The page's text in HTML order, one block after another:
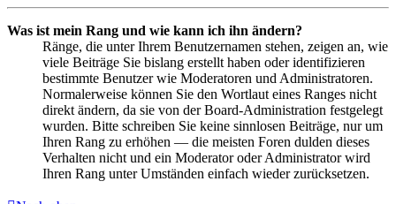
Was ist mein Rang und wie kann ich ihn ändern?
Ränge, die unter Ihrem Benutzernamen stehen, zeigen an, wie
viele Beiträge Sie bislang erstellt haben oder identifizieren
bestimmte Benutzer wie Moderatoren und Administratoren.
Normalerweise können Sie den Wortlaut eines Ranges nicht
direkt ändern, da sie von der Board-Administration festgelegt
wurden. Bitte schreiben Sie keine sinnlosen Beiträge, nur um
Ihren Rang zu erhöhen — die meisten Foren dulden dieses
Verhalten nicht und ein Moderator oder Administrator wird
Ihren Rang unter Umständen einfach wieder zurücksetzen.